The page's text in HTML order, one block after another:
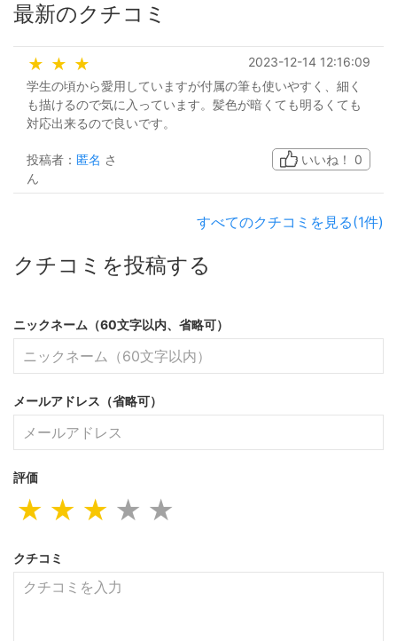
最新のクチコミ
★ ★ ★
2023-12-14 12:16:09
学生の頃から愛用していますが付属の筆も使いやすく、細く
も描けるので気に入っています。髪色が暗くても明るくても
対応出来るので良いです。
投稿者： 匿名 さ
ん
いいね！ 0
すべてのクチコミを見る(1件)
クチコミを投稿する
ニックネーム（60文字以内、省略可）
メールアドレス（省略可）
評価
★
★
★
★
★
クチコミ